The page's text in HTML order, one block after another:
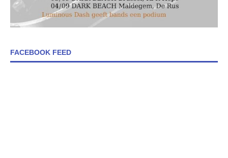
FACEBOOK FEED